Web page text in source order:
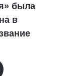
была
в